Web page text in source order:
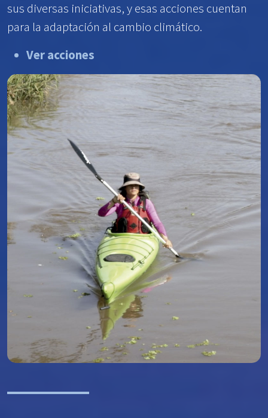
sus diversas iniciativas, y esas acciones cuentan
para la adaptación al cambio climático.
Ver acciones